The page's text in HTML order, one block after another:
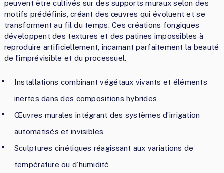
peuvent être cultivés sur des supports muraux selon des
motifs prédéfinis, créant des œuvres qui évoluent et se
transforment au fil du temps. Ces créations fongiques
développent des textures et des patines impossibles à
reproduire artificiellement, incarnant parfaitement la beauté
de l’imprévisible et du processuel.
Installations combinant végétaux vivants et éléments
inertes dans des compositions hybrides
Œuvres murales intégrant des systèmes d’irrigation
automatisés et invisibles
Sculptures cinétiques réagissant aux variations de
température ou d’humidité